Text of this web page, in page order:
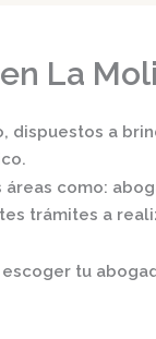
La
dispuestos a
como:
trámites a
tu